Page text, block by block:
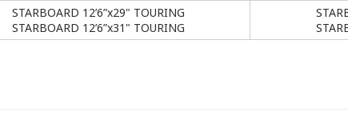
STARBOARD 12’6”x29" TOURING
STARBOARD 12’6”x31" TOURING